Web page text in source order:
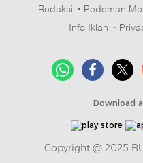
Redaksi Pedoman
Info Iklan
Download
Copyright @ 2025